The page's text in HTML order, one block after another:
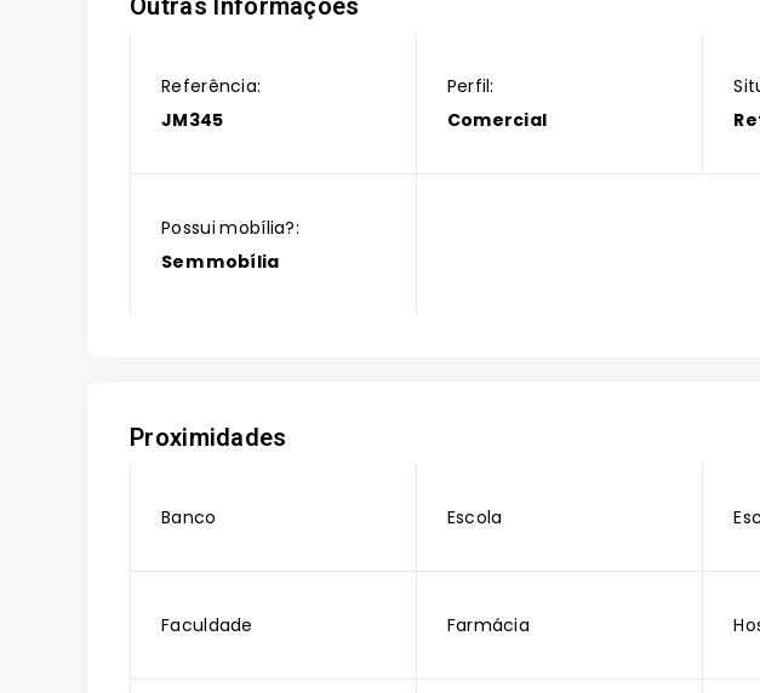
Outras Informações
Referência:
JM345
Perfil:
Comercial
Possui mobília?:
Sem mobília
Proximidades
Banco Escola
Faculdade Farmácia